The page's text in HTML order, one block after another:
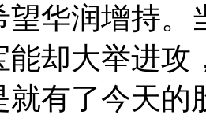
望华润增持。
能却大举进攻
就有了今天的